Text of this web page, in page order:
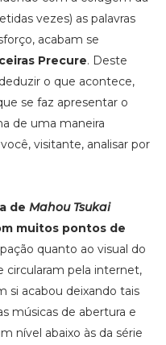
vezes) as palavras
acabam se
Precure. Deste
o que acontece,
se faz apresentar o
de uma maneira
visitante, analisar por
de Mahou Tsukai
muitos pontos de
quanto ao visual do
circularam pela internet,
si acabou deixando tais
músicas de abertura e
nível abaixo às da série